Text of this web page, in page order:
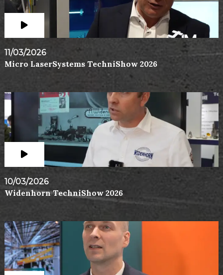
11/03/2026
Micro LaserSystems TechniShow 2026
10/03/2026
Widenhorn TechniShow 2026